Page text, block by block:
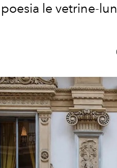
poesia le vetrine-